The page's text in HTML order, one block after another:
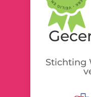
Stichting